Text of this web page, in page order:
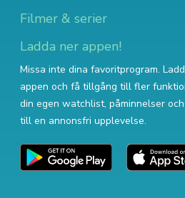
Filmer & serier
Ladda ner appen!
Missa inte dina favoritprogram.
appen och få tillgång till fler
din egen watchlist, påminnelser
till en annonsfri upplevelse.